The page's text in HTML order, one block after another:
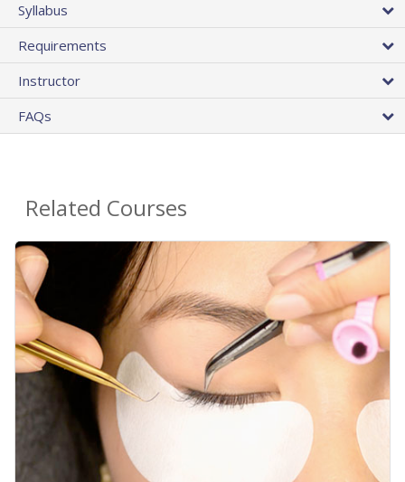
Syllabus
Requirements
Instructor
FAQs
Related Courses